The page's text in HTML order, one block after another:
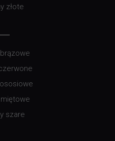
złote
szare